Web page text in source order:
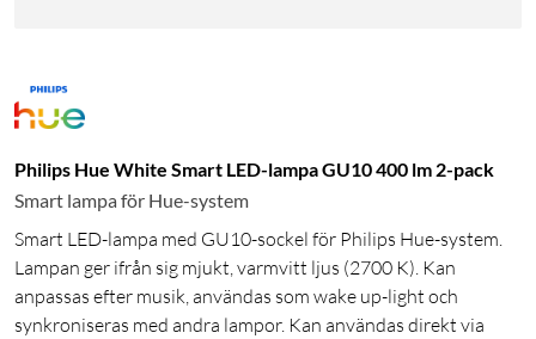
Philips Hue White Smart LED-lampa GU10 400 lm 2-pack
Smart lampa för Hue-system
Smart LED-lampa med GU10-sockel för Philips Hue-system.
Lampan ger ifrån sig mjukt, varmvitt ljus (2700 K). Kan
anpassas efter musik, användas som wake up-light och
synkroniseras med andra lampor. Kan användas direkt via